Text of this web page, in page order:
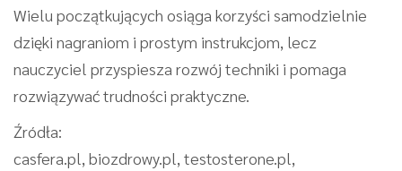
Wielu początkujących osiąga korzyści samodzielnie
dzięki nagraniom i prostym instrukcjom, lecz
nauczyciel przyspiesza rozwój techniki i pomaga
rozwiązywać trudności praktyczne.
Źródła:
casfera.pl, biozdrowy.pl, testosterone.pl,